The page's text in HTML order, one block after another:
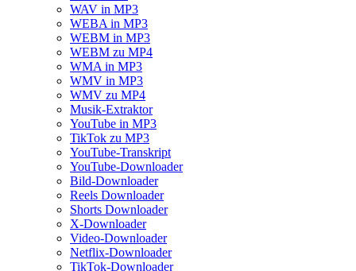
WAV in MP3
WEBA in MP3
WEBM in MP3
WEBM zu MP4
WMA in MP3
WMV in MP3
WMV zu MP4
Musik-Extraktor
YouTube in MP3
TikTok zu MP3
YouTube-Transkript
YouTube-Downloader
Bild-Downloader
Reels Downloader
Shorts Downloader
X-Downloader
Video-Downloader
Netflix-Downloader
TikTok-Downloader